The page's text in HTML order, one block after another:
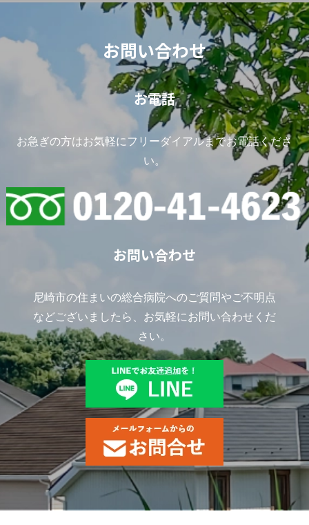
お問い合わせ
お電話
お急ぎの方はお気軽にフリーダイアルまでお電話くださ
い。
お問い合わせ
尼崎市の住まいの総合病院へのご質問やご不明点
などございましたら、お気軽にお問い合わせくだ
さい。